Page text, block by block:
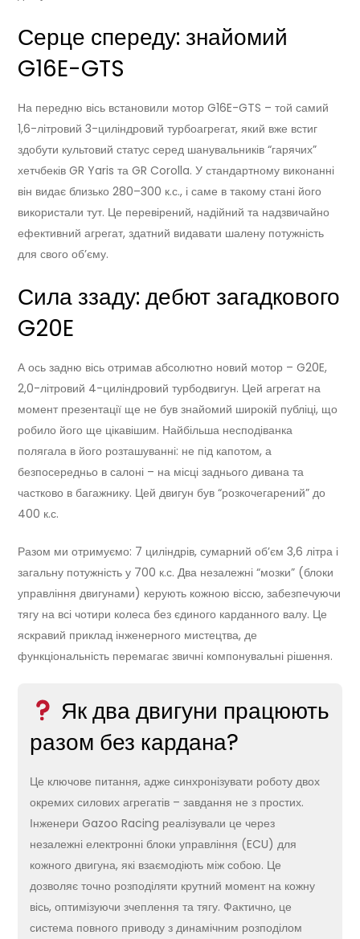
Серце спереду: знайомий
G16E-GTS
На передню вісь встановили мотор G16E-GTS – той самий
1,6-літровий 3-циліндровий турбоагрегат, який вже встиг
здобути культовий статус серед шанувальників “гарячих”
хетчбеків GR Yaris та GR Corolla. У стандартному виконанні
він видає близько 280–300 к.с., і саме в такому стані його
використали тут. Це перевірений, надійний та надзвичайно
ефективний агрегат, здатний видавати шалену потужність
для свого об’єму.
Сила ззаду: дебют загадкового
G20E
А ось задню вісь отримав абсолютно новий мотор – G20E,
2,0-літровий 4-циліндровий турбодвигун. Цей агрегат на
момент презентації ще не був знайомий широкій публіці, що
робило його ще цікавішим. Найбільша несподіванка
полягала в його розташуванні: не під капотом, а
безпосередньо в салоні – на місці заднього дивана та
частково в багажнику. Цей двигун був “розкочегарений” до
400 к.с.
Разом ми отримуємо: 7 циліндрів, сумарний об’єм 3,6 літра і
загальну потужність у 700 к.с. Два незалежні “мозки” (блоки
управління двигунами) керують кожною віссю, забезпечуючи
тягу на всі чотири колеса без єдиного карданного валу. Це
яскравий приклад інженерного мистецтва, де
функціональність перемагає звичні компонувальні рішення.
Як два двигуни працюють
разом без кардана?
Це ключове питання, адже синхронізувати роботу двох
окремих силових агрегатів – завдання не з простих.
Інженери Gazoo Racing реалізували це через
незалежні електронні блоки управління (ECU) для
кожного двигуна, які взаємодіють між собою. Це
дозволяє точно розподіляти крутний момент на кожну
вісь, оптимізуючи зчеплення та тягу. Фактично, це
система повного приводу з динамічним розподілом